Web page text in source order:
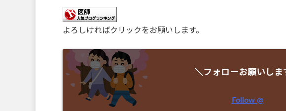
よろしければクリックをお願いします。
＼フォローお願いしま
Follow @